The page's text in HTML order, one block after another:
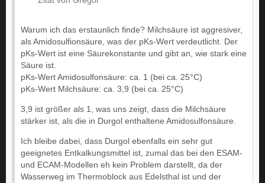
Warum ich das erstaunlich finde? Milchsäure ist aggresiver,
als Amidosulfionsäure, was der pKs-Wert verdeutlicht. Der
pKs-Wert ist eine Säurekonstante und gibt an, wie stark eine
Säure ist.
pKs-Wert Amidosulfonsäure: ca. 1 (bei ca. 25°C)
pKs-Wert Milchsäure: ca. 3,9 (bei ca. 25°C)
3,9 ist größer als 1, was uns zeigt, dass die Milchsäure
stärker ist, als die in Durgol enthaltene Amidosulfonsäure.
Ich bleibe dabei, dass Durgol ebenfalls ein sehr gut
geeignetes Entkalkungsmittel ist, zumal das bei den ESAM-
und ECAM-Modellen eh kein Problem darstellt, da der
Wasserweg im Thermoblock aus Edelsthal ist und der